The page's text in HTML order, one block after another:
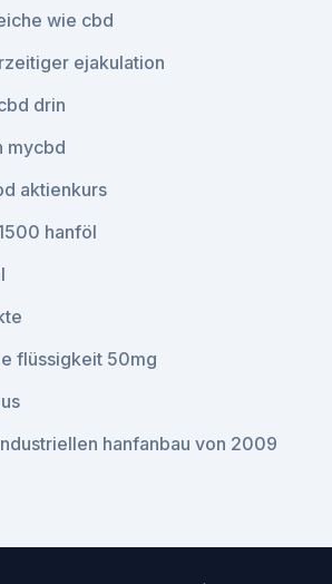
wie cbd
ejakulation
drin
mycbd
aktienkurs
hanföl
flüssigkeit 50mg
hanfanbau von 2009